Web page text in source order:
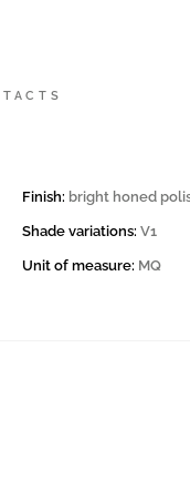
Finish: bright honed
Shade variations: V1
Unit of measure: MQ